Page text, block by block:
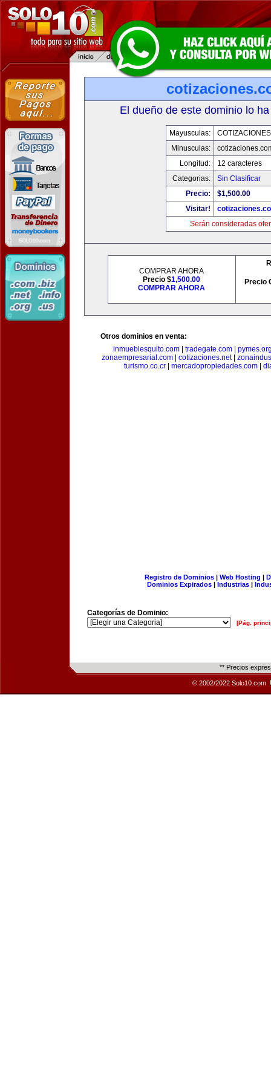
El dueño de este dominio lo
Mayusculas:
Minusculas:
Longitud:
12 caracteres
Categorias:
Sin Clasificar
Precio:
$1,500.00
Visitar!
Serán consideradas
COMPRAR AHORA
Precio $1,500.00
COMPRAR AHORA
Precio
Otros dominios en venta:
inmueblesquito.com
tradegate.com
zonaempresarial.com| cotizaciones.net|
turismo.co.cr| mercadopropiedades.com|
Registro de Dominios| Web Hosting |
Dominios Expirados | Industrias |
Categorías de Dominio:
[Pág.
** Precios
© 2002/2022 Solo10.com